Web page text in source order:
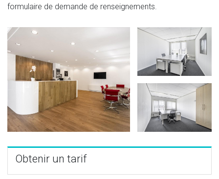
formulaire de demande de renseignements.
Obtenir un tarif